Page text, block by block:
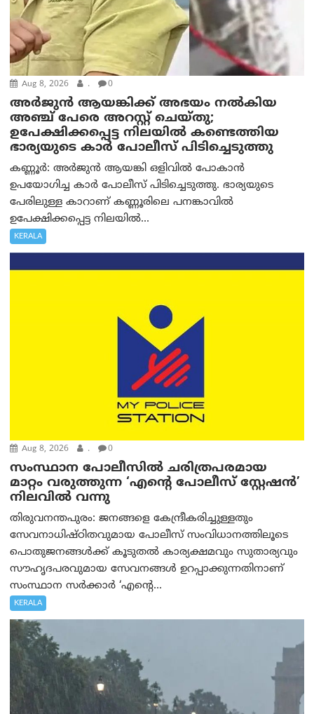
Aug 8, 2026 . 0
അര്‍ജുന്‍ ആയങ്കിക്ക് അഭയം നല്‍കിയ
അഞ്ച് പേരെ അറസ്റ്റ് ചെയ്തു;
ഉപേക്ഷിക്കപ്പെട്ട നിലയില്‍ കണ്ടെത്തിയ
ഭാര്യയുടെ കാര്‍ പോലീസ് പിടിച്ചെടുത്തു
കണ്ണൂർ: അർജുൻ ആയങ്കി ഒളിവിൽ പോകാൻ
ഉപയോഗിച്ച കാർ പോലീസ് പിടിച്ചെടുത്തു. ഭാര്യയുടെ
പേരിലുള്ള കാറാണ് കണ്ണൂരിലെ പനങ്കാവിൽ
ഉപേക്ഷിക്കപ്പെട്ട നിലയിൽ...
KERALA
Aug 8, 2026 . 0
സംസ്ഥാന പോലീസിൽ ചരിത്രപരമായ
മാറ്റം വരുത്തുന്ന ‘എന്റെ പോലീസ് സ്റ്റേഷൻ’
നിലവില്‍ വന്നു
തിരുവനന്തപുരം: ജനങ്ങളെ കേന്ദ്രീകരിച്ചുള്ളതും
സേവനാധിഷ്ഠിതവുമായ പോലീസ് സംവിധാനത്തിലൂടെ
പൊതുജനങ്ങൾക്ക് കൂടുതൽ കാര്യക്ഷമവും സുതാര്യവും
സൗഹൃദപരവുമായ സേവനങ്ങൾ ഉറപ്പാക്കുന്നതിനാണ്
സംസ്ഥാന സർക്കാർ ‘എന്റെ...
KERALA